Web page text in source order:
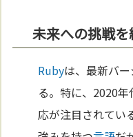
未来への挑戦
Rubyは、最新バ
る。特に、2020
応が注目されてい